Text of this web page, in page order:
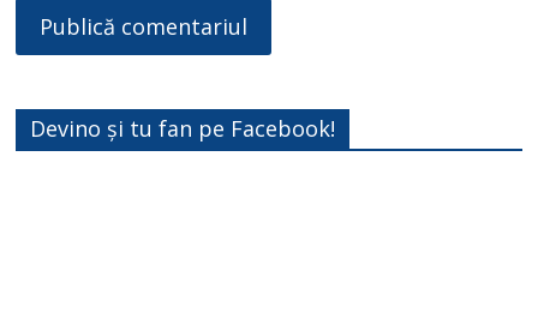
Devino și tu fan pe Facebook!